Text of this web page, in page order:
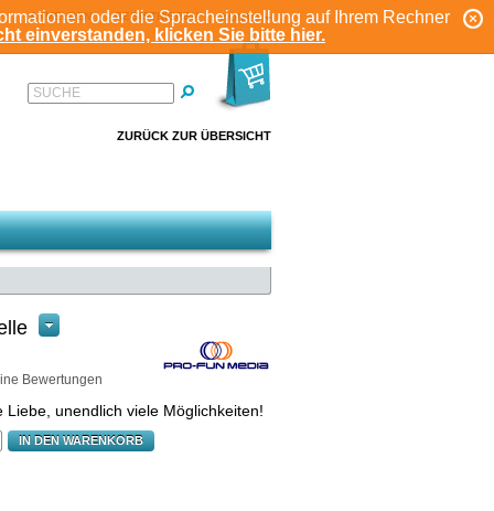
oder die Spracheinstellung auf Ihrem Rechner
einverstanden, klicken Sie bitte hier.
KONTO
ANMELDEN REGISTRIEREN
SUCHE
ZURÜCK ZUR ÜBERSICHT
Bewertungen
Liebe, unendlich viele Möglichkeiten!
IN DEN WARENKORB